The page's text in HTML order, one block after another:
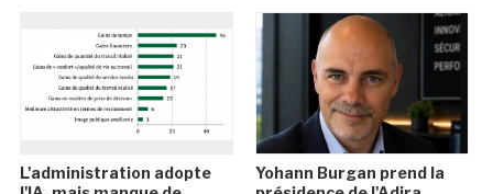
L'administration adopte
Yohann Burgan prend la